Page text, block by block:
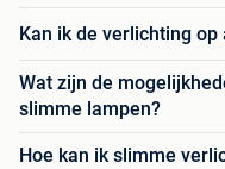
Kan ik de verlichting
Wat zijn de
slimme lampen?
Hoe kan ik slimme